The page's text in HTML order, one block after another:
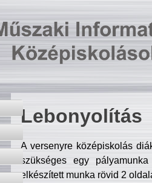
Lebonyolítás
A versenyre középiskolás
szükséges egy
elkészített munka rövid 2